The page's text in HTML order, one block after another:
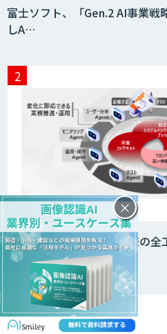
imprai
miibo
AIエージェン
DELTA AI
富士ソフト、「Gen.2 AI事業戦
しA…
日立製作所、システム開発の全
「Agent…
×